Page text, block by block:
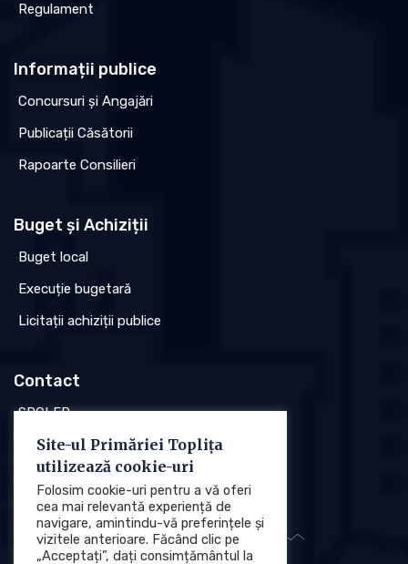
Regulament
Informații publice
Concursuri și Angajări
Publicații Căsătorii
Rapoarte Consilieri
Buget și Achiziții
Buget local
Execuție bugetară
Licitații achiziții publice
Contact
SPCLEP
Stare civilă
Poliția locală
Site-ul Primăriei Toplița
utilizează cookie-uri
Folosim cookie-uri pentru a vă oferi
cea mai relevantă experiență de
navigare, amintindu-vă preferințele și
vizitele anterioare. Făcând clic pe
„Acceptați”, dați consimțământul la